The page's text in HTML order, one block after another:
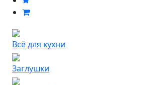
Всё для кухни
Заглушки